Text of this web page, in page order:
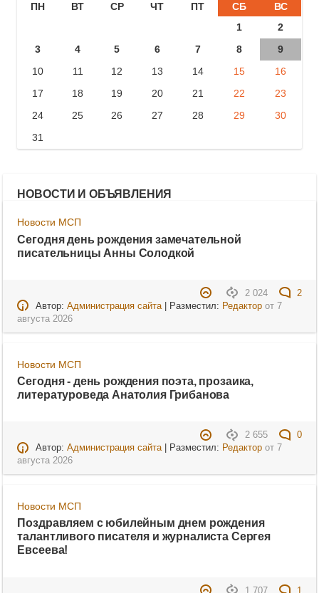
ПН ВТ СР ЧТ ПТ СБ
ВС
1
2
3
4 5 6 7 8
9
10
11 12 13 14 15
16
17
18 19 20 21 22
23
24
25 26 27 28 29
30
31
НОВОСТИ И ОБЪЯВЛЕНИЯ
Новости МСП
Сегодня день рождения замечательной
писательницы Анны Солодкой
2 024
2
Автор: Администрация сайта| Разместил: Редакторот 7
августа 2026
Новости МСП
Сегодня - день рождения поэта, прозаика,
литературоведа Анатолия Грибанова
2 655
0
Автор: Администрация сайта| Разместил: Редакторот 7
августа 2026
Новости МСП
Поздравляем с юбилейным днем рождения
талантливого писателя и журналиста Сергея
Евсеева!
1 707
1